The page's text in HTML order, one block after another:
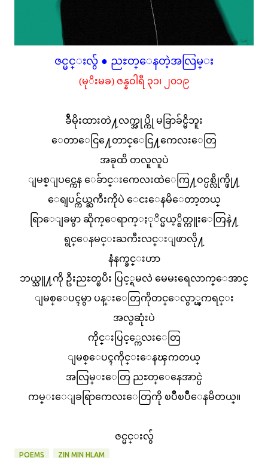
ဇင္မင္းလွ်ံ ● ညႊတ္ေနတဲ့အလြမ္း
(မုိးမခ) ဇန္နဝါရီ ၃၁၊ ၂၀၁၉
ခ်ီမိုးထားတဲ႔လက္အုပ္ကို မခြာခ်င္မိဘူး
ေတာေငြ႔ေတာင္ေငြ႔ကေလးေတြ
အခုထိ တလူလူပဲ
ျမစ္ျပင္ကေန ေခ်ာင္းကေလးထဲေကြ႔ဝင္ပစ္လိုက္ဖို႔
ေရျပင္က်ယ္ႀကီးကိုပဲ ေငးေနမိေတာ့တယ္
ရြာေျခမွာ ဆိုက္ေရာက္ႏုိင္မယ့္စိတ္ကူးေတြနဲ႔
ရွင္ေနမင္းႀကီးလင္းျဖာလို႔
နံနက္ခင္းဟာ
ဘယ္သူ႔ကို ဦးညႊတ္ၿပီး ပြင့္ရမလဲ မေမးရေလာက္ေအာင္
ျမစ္ေပၚမွာ ပန္းေတြကိုတင္ေလွာ္ၾကရင္း
အလွဆုံးပဲ
ကိုင္းပြင့္ကေလးေတြ
ျမစ္ေပၚကိုင္းေနၾကတယ္
အလြမ္းေတြ ညႊတ္ေနေအာင္ပဲ
ကမ္းေျခရြာကေလးေတြကို ၿပိဳၿပိဳေနမိတယ္။
ဇင္မင္းလွ်ံ
POEMS ZIN MIN HLAM